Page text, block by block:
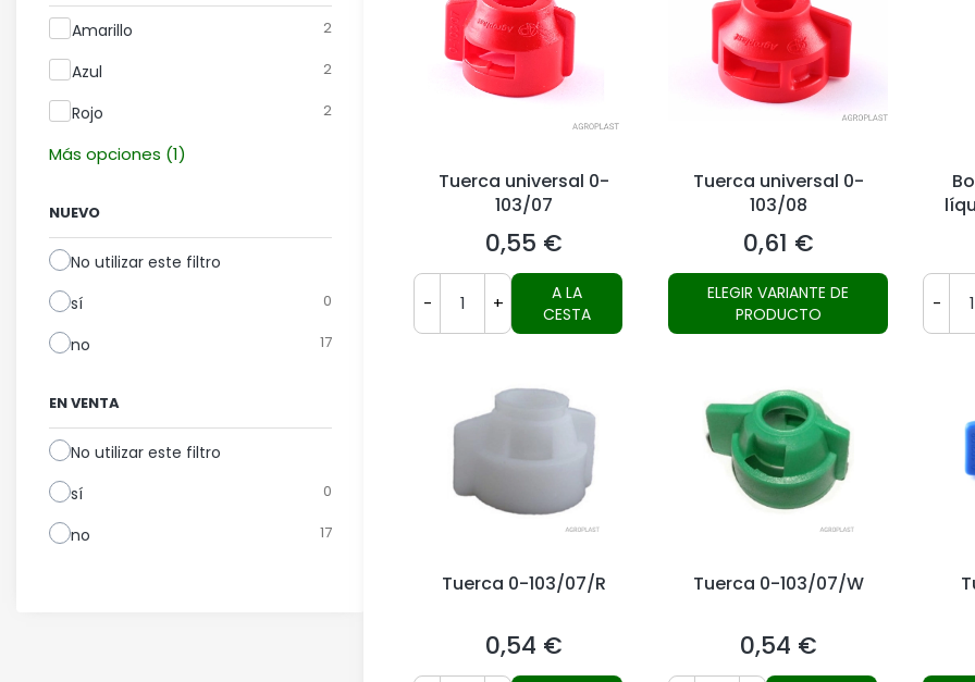
Color del tapacubos
Amarillo 2
Azul 2
Rojo 2
Más opciones (1)
NUEVO
No utilizar este filtro
sí
0
no 17
EN VENTA
No utilizar este filtro
sí
0
no 17
Tuerca universal 0-
103/07
Precio
0,55 €
- +
A LA
CESTA
Tuerca universal 0-
103/08
Precio
0,61 €
ELEGIR VARIANTE DE
PRODUCTO
-
Tuerca 0-103/07/R
Precio
0,54 €
Tuerca 0-103/07/W
Precio
0,54 €